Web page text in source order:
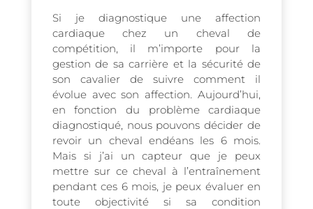
Si je diagnostique une affection
cardiaque chez un cheval de
compétition, il m’importe pour la
gestion de sa carrière et la sécurité de
son cavalier de suivre comment il
évolue avec son affection. Aujourd’hui,
en fonction du problème cardiaque
diagnostiqué, nous pouvons décider de
revoir un cheval endéans les 6 mois.
Mais si j’ai un capteur que je peux
mettre sur ce cheval à l’entraînement
pendant ces 6 mois, je peux évaluer en
toute objectivité si sa condition